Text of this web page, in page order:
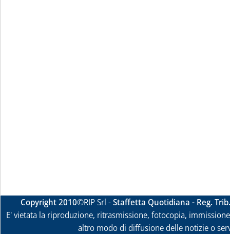
Copyright 2010©RIP Srl -Staffetta Quotidiana - Reg.
E' vietata la riproduzione, ritrasmissione, fotocopia,
altro modo di diffusione delle notizie o